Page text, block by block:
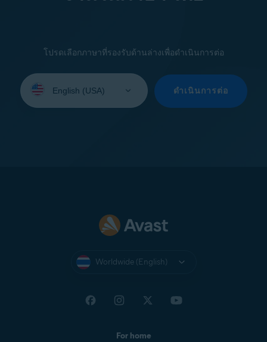
โปรดเลือกภาษาที่รองรับด้านล่างเพื่อดำเนินการต่อ
your
ดำเนินการต่อ
Worldwide (English)
For home